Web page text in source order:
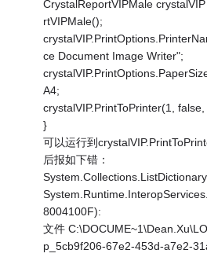
CrystalReportVIPMale
rtVIPMale();
ce Document Image Writer";
A4;
crystalVIP.PrintToPrinter(1,
}
可以运行到
后报如下错：
8004100F):
文件
p_5cb9f206-67e2-453d-a7e2-